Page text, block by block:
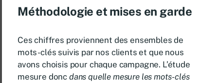
Méthodologie et mises en garde
Ces chiffres proviennent des ensembles de
mots-clés suivis par nos clients et que nous
avons choisis pour chaque campagne. L’étude
mesure donc dans quelle mesure les mots-clés